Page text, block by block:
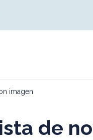
imagen
de